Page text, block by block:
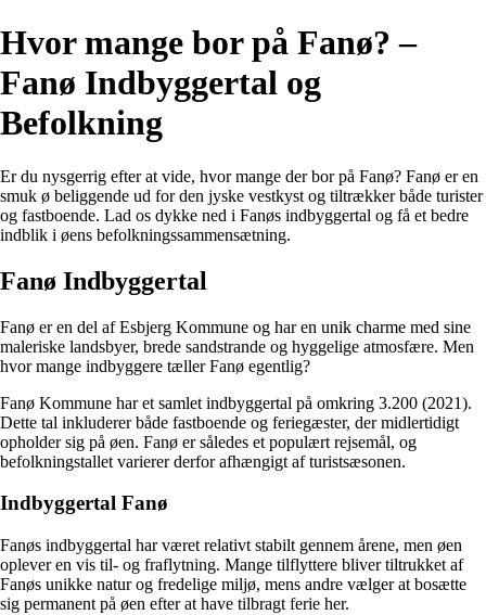
Hvor mange bor på Fanø? –
Fanø Indbyggertal og
Befolkning
Er du nysgerrig efter at vide, hvor mange der bor på Fanø? Fanø er en
smuk ø beliggende ud for den jyske vestkyst og tiltrækker både turister
og fastboende. Lad os dykke ned i Fanøs indbyggertal og få et bedre
indblik i øens befolkningssammensætning.
Fanø Indbyggertal
Fanø er en del af Esbjerg Kommune og har en unik charme med sine
maleriske landsbyer, brede sandstrande og hyggelige atmosfære. Men
hvor mange indbyggere tæller Fanø egentlig?
Fanø Kommune har et samlet indbyggertal på omkring 3.200 (2021).
Dette tal inkluderer både fastboende og feriegæster, der midlertidigt
opholder sig på øen. Fanø er således et populært rejsemål, og
befolkningstallet varierer derfor afhængigt af turistsæsonen.
Indbyggertal Fanø
Fanøs indbyggertal har været relativt stabilt gennem årene, men øen
oplever en vis til- og fraflytning. Mange tilflyttere bliver tiltrukket af
Fanøs unikke natur og fredelige miljø, mens andre vælger at bosætte
sig permanent på øen efter at have tilbragt ferie her.